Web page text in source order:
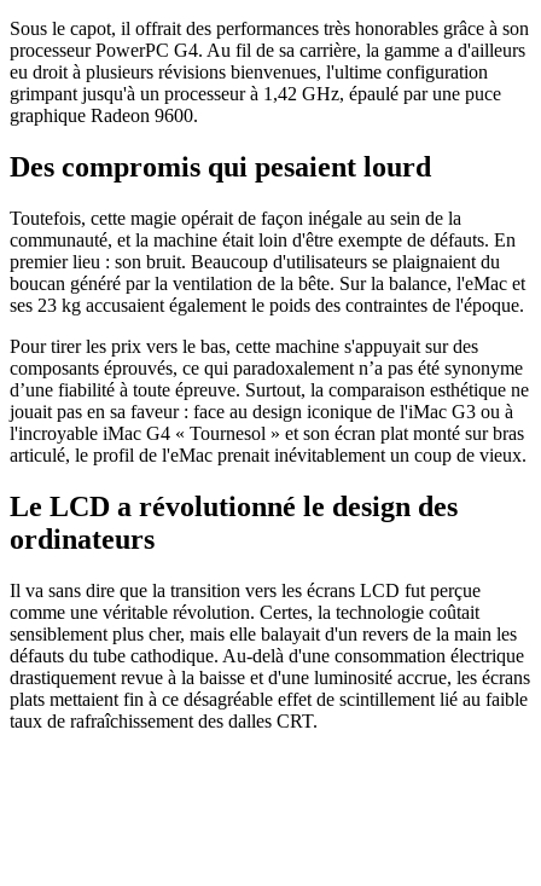
Sous le capot, il offrait des performances très honorables grâce à son
processeur PowerPC G4. Au fil de sa carrière, la gamme a d'ailleurs
eu droit à plusieurs révisions bienvenues, l'ultime configuration
grimpant jusqu'à un processeur à 1,42 GHz, épaulé par une puce
graphique Radeon 9600.
Des compromis qui pesaient lourd
Toutefois, cette magie opérait de façon inégale au sein de la
communauté, et la machine était loin d'être exempte de défauts. En
premier lieu : son bruit. Beaucoup d'utilisateurs se plaignaient du
boucan généré par la ventilation de la bête. Sur la balance, l'eMac et
ses 23 kg accusaient également le poids des contraintes de l'époque.
Pour tirer les prix vers le bas, cette machine s'appuyait sur des
composants éprouvés, ce qui paradoxalement n’a pas été synonyme
d’une fiabilité à toute épreuve. Surtout, la comparaison esthétique ne
jouait pas en sa faveur : face au design iconique de l'iMac G3 ou à
l'incroyable iMac G4 « Tournesol » et son écran plat monté sur bras
articulé, le profil de l'eMac prenait inévitablement un coup de vieux.
Le LCD a révolutionné le design des
ordinateurs
Il va sans dire que la transition vers les écrans LCD fut perçue
comme une véritable révolution. Certes, la technologie coûtait
sensiblement plus cher, mais elle balayait d'un revers de la main les
défauts du tube cathodique. Au-delà d'une consommation électrique
drastiquement revue à la baisse et d'une luminosité accrue, les écrans
plats mettaient fin à ce désagréable effet de scintillement lié au faible
taux de rafraîchissement des dalles CRT.